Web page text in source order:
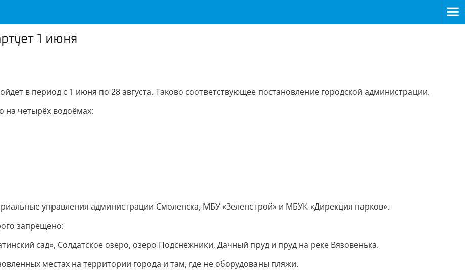
1 июня
в период с 1 июня по 28 августа. Таково соответствующее постановление городской администрации.
на четырёх водоёмах:
управления администрации Смоленска, МБУ «Зеленстрой» и МБУК «Дирекция парков».
запрещено:
сад», Солдатское озеро, озеро Подснежники, Дачный пруд и пруд на реке Вязовенька.
местах на территории города и там, где не оборудованы пляжи.